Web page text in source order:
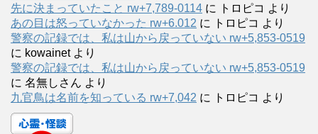
先に決まっていたこと rw+7,789-0114 に トロピコ より
あの目は怒っていなかった rw+6.012 に トロピコ より
警察の記録では、私は山から戻っていない rw+5,853-0519
に kowainetより
警察の記録では、私は山から戻っていない rw+5,853-0519
に 名無しさん より
九官鳥は名前を知っている rw+7,042 に トロピコ より